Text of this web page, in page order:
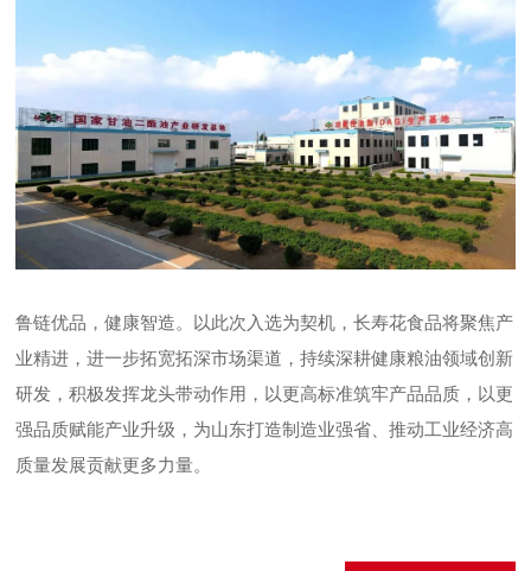
鲁链优品，健康智造。以此次入选为契机，长寿花食品将聚焦产
业精进，进一步拓宽拓深市场渠道，持续深耕健康粮油领域创新
研发，积极发挥龙头带动作用，以更高标准筑牢产品品质，以更
强品质赋能产业升级，为山东打造制造业强省、推动工业经济高
质量发展贡献更多力量。